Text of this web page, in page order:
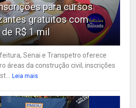
para cursos
gratuitos com
R$ 1 mil
Senai e Transpetro oferece
áreas da construção civil; inscrições
Leia mais